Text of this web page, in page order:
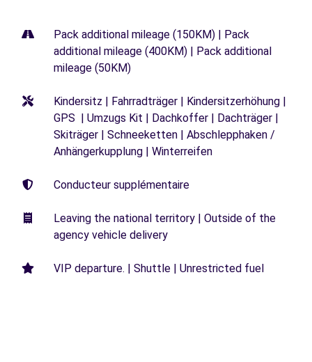
Pack additional mileage (150KM) | Pack
additional mileage (400KM) | Pack additional
mileage (50KM)
Kindersitz | Fahrradträger | Kindersitzerhöhung |
GPS | Umzugs Kit | Dachkoffer | Dachträger |
Skiträger | Schneeketten | Abschlepphaken /
Anhängerkupplung | Winterreifen
Conducteur supplémentaire
Leaving the national territory | Outside of the
agency vehicle delivery
VIP departure. | Shuttle | Unrestricted fuel